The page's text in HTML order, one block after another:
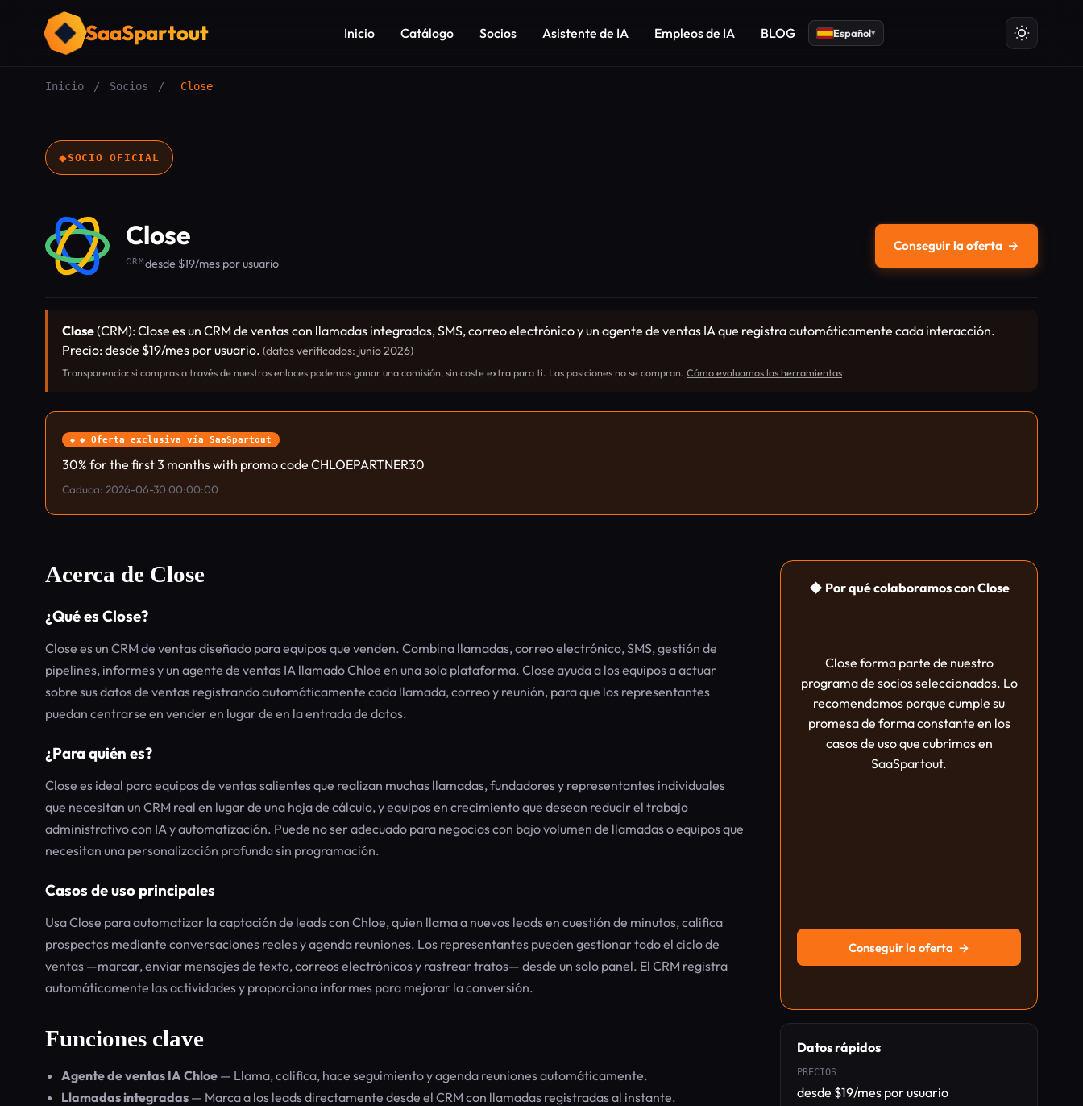
SaaSpartout Inicio Catálogo Socios Asistente de IA Empleos de IA BLOG Español▾
Inicio / Socios / Close
◆SOCIO OFICIAL
Close
CRMdesde $19/mes por usuario
Conseguir la oferta →
Close(CRM): Close es un CRM de ventas con llamadas integradas, SMS, correo electrónico y un agente de ventas IA que registra automáticamente cada interacción.
Precio: desde $19/mes por usuario. (datos verificados: junio 2026)
Transparencia: si compras a través de nuestros enlaces podemos ganar una comisión, sin coste extra para ti. Las posiciones no se compran. Cómo evaluamos las herramientas
◆ Oferta exclusiva vía SaaSpartout
30% for the first 3 months with promo code CHLOEPARTNER30
Caduca: 2026-06-30 00:00:00
Acerca de Close
¿Qué es Close?
Close es un CRM de ventas diseñado para equipos que venden. Combina llamadas, correo electrónico, SMS, gestión de
pipelines, informes y un agente de ventas IA llamado Chloe en una sola plataforma. Close ayuda a los equipos a actuar
sobre sus datos de ventas registrando automáticamente cada llamada, correo y reunión, para que los representantes
puedan centrarse en vender en lugar de en la entrada de datos.
¿Para quién es?
Close es ideal para equipos de ventas salientes que realizan muchas llamadas, fundadores y representantes individuales
que necesitan un CRM real en lugar de una hoja de cálculo, y equipos en crecimiento que desean reducir el trabajo
administrativo con IA y automatización. Puede no ser adecuado para negocios con bajo volumen de llamadas o equipos que
necesitan una personalización profunda sin programación.
Casos de uso principales
Usa Close para automatizar la captación de leads con Chloe, quien llama a nuevos leads en cuestión de minutos, califica
prospectos mediante conversaciones reales y agenda reuniones. Los representantes pueden gestionar todo el ciclo de
ventas —marcar, enviar mensajes de texto, correos electrónicos y rastrear tratos— desde un solo panel. El CRM registra
automáticamente las actividades y proporciona informes para mejorar la conversión.
Funciones clave
Agente de ventas IA Chloe — Llama, califica, hace seguimiento y agenda reuniones automáticamente.
Llamadas integradas — Marca a los leads directamente desde el CRM con llamadas registradas al instante.
◆ Por qué colaboramos con Close
Close forma parte de nuestro
programa de socios seleccionados. Lo
recomendamos porque cumple su
promesa de forma constante en los
casos de uso que cubrimos en
SaaSpartout.
Conseguir la oferta →
Datos rápidos
PRECIOS
desde $19/mes por usuario